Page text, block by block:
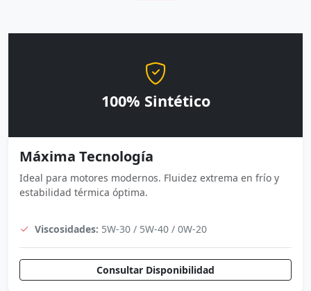
100% Sintético
Máxima Tecnología
Ideal para motores modernos. Fluidez extrema en frío y
estabilidad térmica óptima.
Viscosidades: 5W-30 / 5W-40 / 0W-20
Consultar Disponibilidad